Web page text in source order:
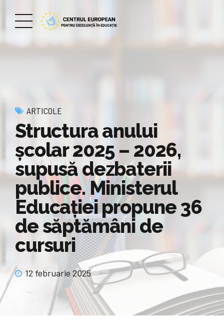
ARTICOLE
Structura anului
şcolar 2025 – 2026,
supusă dezbaterii
publice. Ministerul
Educației propune 36
de săptămâni de
cursuri
12 februarie 2025